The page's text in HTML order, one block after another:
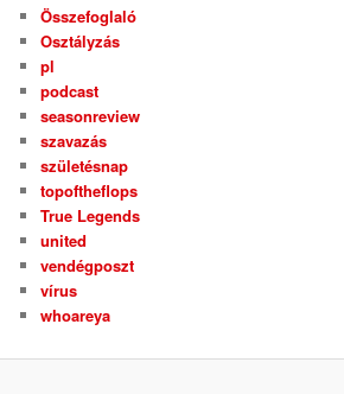
Összefoglaló
Osztályzás
pl
podcast
seasonreview
szavazás
születésnap
topoftheflops
True Legends
united
vendégposzt
vírus
whoareya